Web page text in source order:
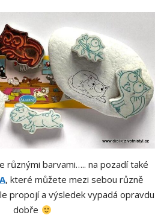
různými barvami….. na pozadí také
, které můžete mezi sebou různě
propojí a výsledek vypadá opravdu
dobře